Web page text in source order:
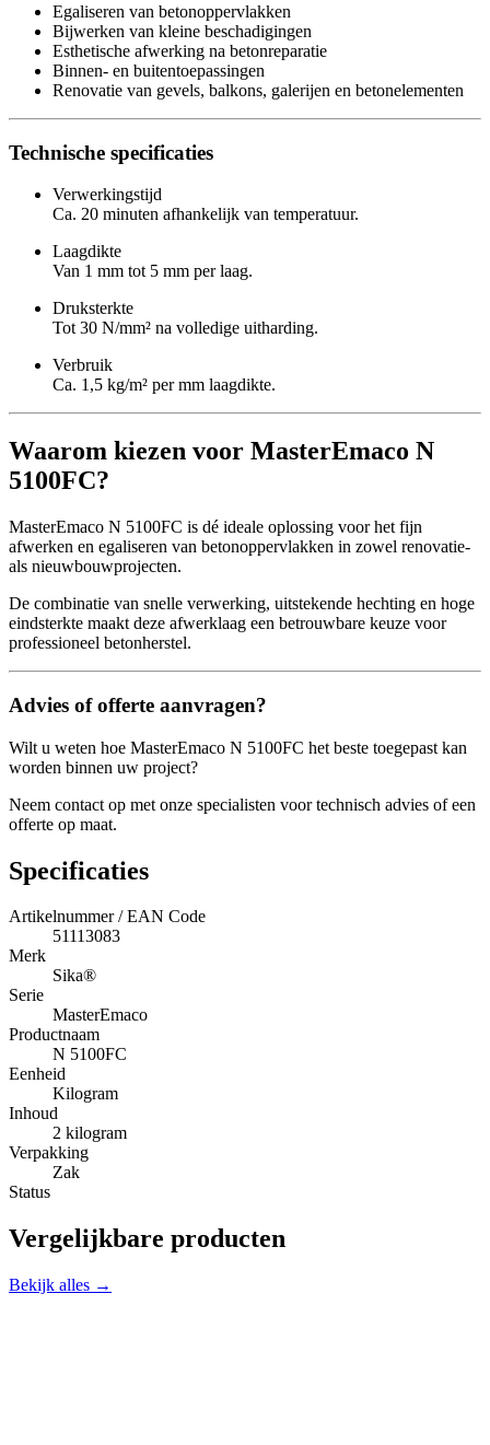
Egaliseren van betonoppervlakken
Bijwerken van kleine beschadigingen
Esthetische afwerking na betonreparatie
Binnen- en buitentoepassingen
Renovatie van gevels, balkons, galerijen en betonelementen
Technische specificaties
Verwerkingstijd
Ca. 20 minuten afhankelijk van temperatuur.
Laagdikte
Van 1 mm tot 5 mm per laag.
Druksterkte
Tot 30 N/mm² na volledige uitharding.
Verbruik
Ca. 1,5 kg/m² per mm laagdikte.
Waarom kiezen voor MasterEmaco N
5100FC?
MasterEmaco N 5100FC is dé ideale oplossing voor het fijn
afwerken en egaliseren van betonoppervlakken in zowel renovatie-
als nieuwbouwprojecten.
De combinatie van snelle verwerking, uitstekende hechting en hoge
eindsterkte maakt deze afwerklaag een betrouwbare keuze voor
professioneel betonherstel.
Advies of offerte aanvragen?
Wilt u weten hoe MasterEmaco N 5100FC het beste toegepast kan
worden binnen uw project?
Neem contact op met onze specialisten voor technisch advies of een
offerte op maat.
Specificaties
Artikelnummer / EAN Code
51113083
Merk
Sika®
Serie
MasterEmaco
Productnaam
N 5100FC
Eenheid
Kilogram
Inhoud
2 kilogram
Verpakking
Zak
Status
Vergelijkbare producten
Bekijk alles →